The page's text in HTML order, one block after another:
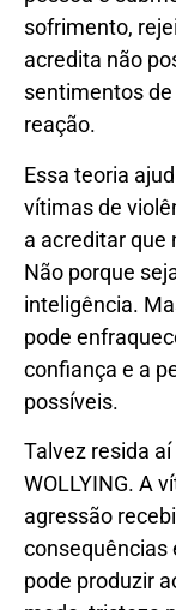
sofrimento,
acredita não
sentimentos
reação.
Essa teoria
vítimas de
a acreditar que
Não porque
inteligência.
pode
confiança e a
possíveis.
Talvez resida
WOLLYING. A
agressão
consequências
pode produzir